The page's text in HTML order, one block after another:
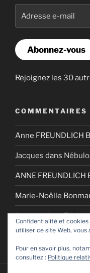
e-
Abonnez-vous
Rejoignez les 30
COMMENTAIRES
Anne FREUNDLICH
Jacques dans
ANNE FREUNDLICH
Marie-Noëlle
Jacquesdans
Confidentialité et
utiliser ce site Web,
Pour en savoir plus,
consultez : Politique